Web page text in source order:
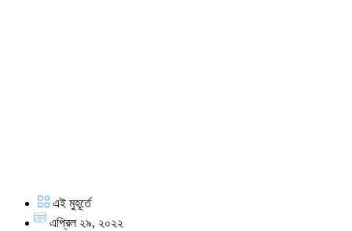
এই মুহূর্তে
এপ্রিল ২৯, ২০২২